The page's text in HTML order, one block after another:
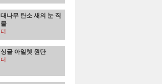
대나무 탄소 새의 눈 직
물
더
싱글 아일렛 원단
더